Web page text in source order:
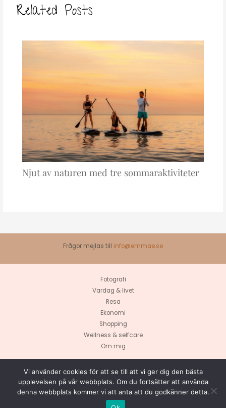
Related Posts
Njut av naturen med tre sommaraktiviteter
Frågor mejlas till info@emmae.se
Fotografi
Vardag & livet
Resa
Ekonomi
Shopping
Wellness & selfcare
Om mig
Copyright © 2026 emmae.se
Vi använder cookies för att se till att vi ger dig den bästa
upplevelsen på vår webbplats. Om du fortsätter att använda
denna webbplats kommer vi att anta att du godkänner detta.